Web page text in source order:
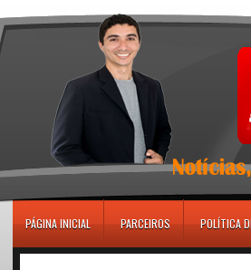
PÁGINA INICIAL PARCEIROS POLÍTICA